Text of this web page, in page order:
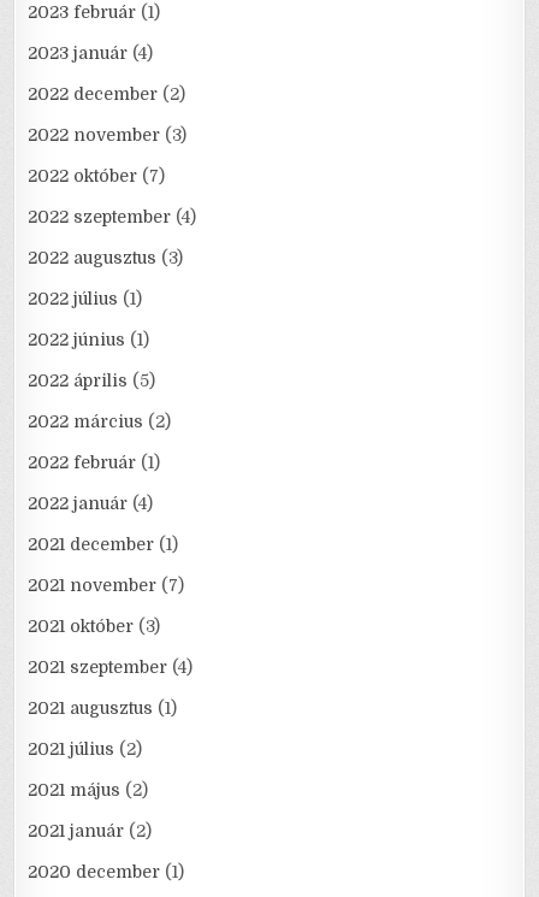
2023 február (1)
2023 január (4)
2022 december (2)
2022 november (3)
2022 október (7)
2022 szeptember (4)
2022 augusztus (3)
2022 július (1)
2022 június (1)
2022 április (5)
2022 március (2)
2022 február (1)
2022 január (4)
2021 december (1)
2021 november (7)
2021 október (3)
2021 szeptember (4)
2021 augusztus (1)
2021 július (2)
2021 május (2)
2021 január (2)
2020 december (1)